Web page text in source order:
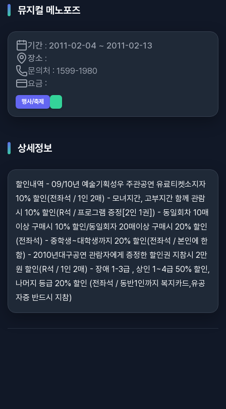
뮤지컬 메노포즈
기간 : 2011-02-04 ~ 2011-02-13
장소 :
문의처 : 1599-1980
요금 :
행사/축제
상세정보
할인내역 - 09/10년 예술기획성우 주관공연 유료티켓소지자
10% 할인(전좌석 / 1인 2매) - 모녀지간, 고부지간 함께 관람
시 10% 할인(R석 / 프로그램 증정[2인 1권]) - 동일회차 10매
이상 구매시 10% 할인/동일회자 20매이상 구매시 20% 할인
(전좌석) - 중학생~대학생까지 20% 할인(전좌석 / 본인에 한
함) - 2010년대구공연 관람자에게 증정한 할인권 지참시 2만
원 할인(R석 / 1인 2매) - 장애 1-3급 , 상인 1~4급 50% 할인,
나머지 등급 20% 할인 (전좌석 / 동반1인까지 복지카드,유공
자증 반드시 지참)